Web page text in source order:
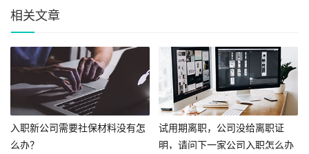
相关文章
入职新公司需要社保材料没有怎
么办？
试用期离职，公司没给离职证
明，请问下一家公司入职怎么办